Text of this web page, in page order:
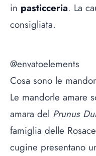
in pasticceria. La
consigliata.
@envatoelements
Cosa sono le
Le mandorle amare
amara del Prunus
famiglia delle
cugine presentano